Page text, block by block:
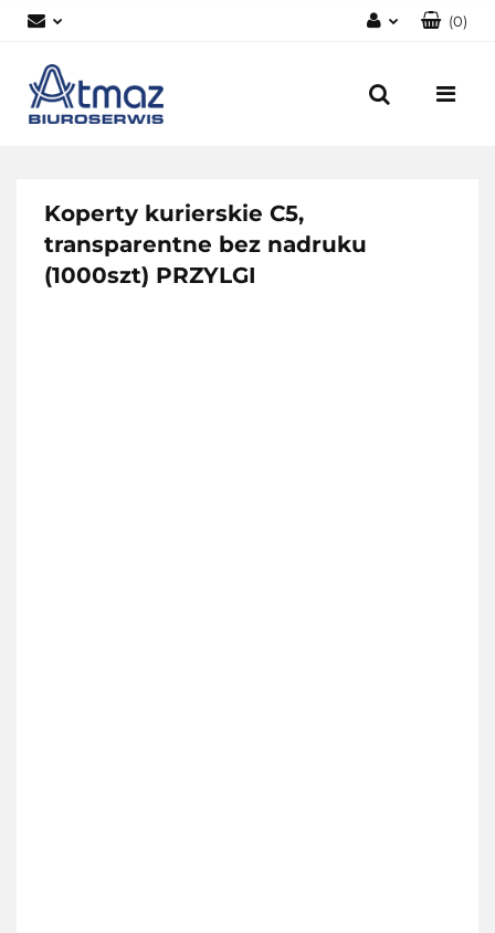
Zarejestruj się
(0)
Koperty kurierskie C5,
transparentne bez nadruku
(1000szt) PRZYLGI